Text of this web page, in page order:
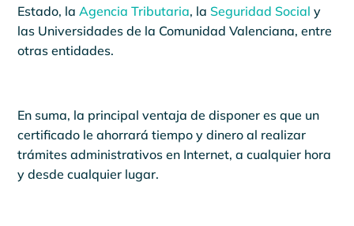
Estado, laAgencia Tributaria, la Seguridad Social y
las Universidades de la Comunidad Valenciana, entre
otras entidades.
En suma, la principal ventaja de disponer es que un
certificado le ahorrará tiempo y dinero al realizar
trámites administrativos en Internet, a cualquier hora
y desde cualquier lugar.